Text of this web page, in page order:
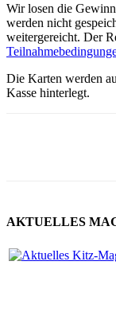
Wir losen die
werden nicht
weitergereicht. Der
Die Karten werden
Kasse hinterlegt.
AKTUELLES